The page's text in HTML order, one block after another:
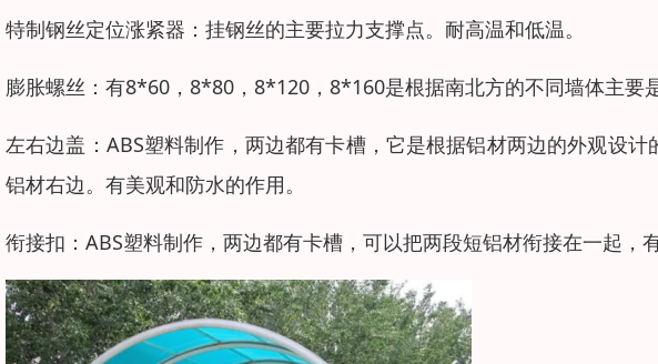
特制钢丝定位涨紧器：挂钢丝的主要拉力支撑点。耐高温和低温。
膨胀螺丝：有8*60，8*80，8*120，8*160是根据南北方的不同墙体主要
左右边盖：ABS塑料制作，两边都有卡槽，它是根据铝材两边的外观设
铝材右边。有美观和防水的作用。
衔接扣：ABS塑料制作，两边都有卡槽，可以把两段短铝材衔接在一起，